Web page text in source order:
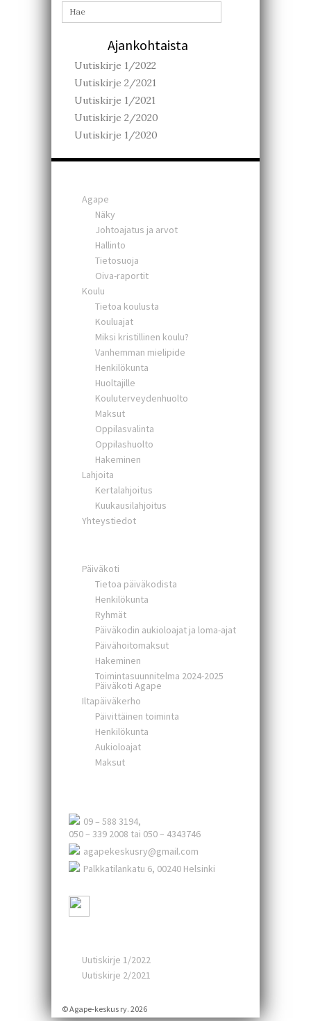
Ajankohtaista
Uutiskirje 1/2022
Uutiskirje 2/2021
Uutiskirje 1/2021
Uutiskirje 2/2020
Uutiskirje 1/2020
Agape
Näky
Johtoajatus ja arvot
Hallinto
Tietosuoja
Oiva-raportit
Koulu
Tietoa koulusta
Kouluajat
Miksi kristillinen koulu?
Vanhemman mielipide
Henkilökunta
Huoltajille
Kouluterveydenhuolto
Maksut
Oppilasvalinta
Oppilashuolto
Hakeminen
Lahjoita
Kertalahjoitus
Kuukausilahjoitus
Yhteystiedot
Päiväkoti
Tietoa päiväkodista
Henkilökunta
Ryhmät
Päiväkodin aukioloajat ja loma-ajat
Päivähoitomaksut
Hakeminen
Toimintasuunnitelma 2024-2025
Päiväkoti Agape
Iltapäiväkerho
Päivittäinen toiminta
Henkilökunta
Aukioloajat
Maksut
09 – 588 3194,
050 – 339 2008 tai 050 – 4343746
agapekeskusry@gmail.com
Palkkatilankatu 6, 00240 Helsinki
Uutiskirje 1/2022
Uutiskirje 2/2021
© Agape-keskus ry. 2026